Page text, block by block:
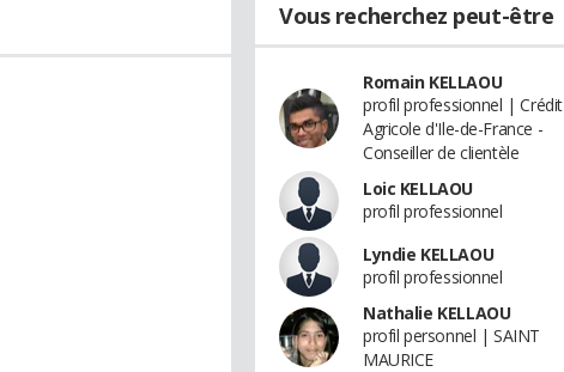
Vous recherchez peut-être
Romain KELLAOU
profil professionnel | Crédit
Agricole d'Ile-de-France -
Conseiller de clientèle
Loic KELLAOU
profil professionnel
Lyndie KELLAOU
profil professionnel
Nathalie KELLAOU
profil personnel | SAINT
MAURICE